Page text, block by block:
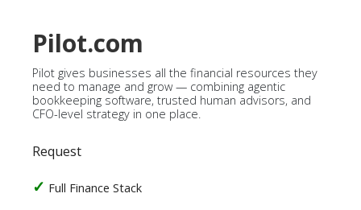
Pilot.com
Pilot gives businesses all the financial resources they
need to manage and grow — combining agentic
bookkeeping software, trusted human advisors, and
CFO-level strategy in one place.
Request
Full Finance Stack